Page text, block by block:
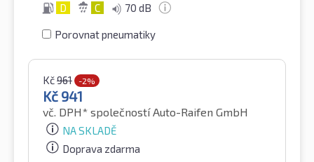
D C 70 dB
Porovnat pneumatiky
Kč961 -2%
Kč 941
vč. DPH* společností Auto-Raifen GmbH
NA SKLADĚ
Doprava zdarma